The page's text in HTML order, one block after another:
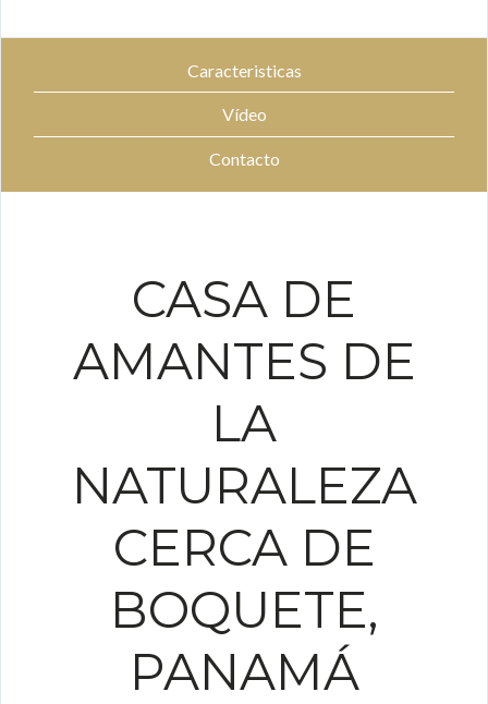
Caracteristicas
Vídeo
Contacto
CASA DE
AMANTES DE
LA
NATURALEZA
CERCA DE
BOQUETE,
PANAMÁ